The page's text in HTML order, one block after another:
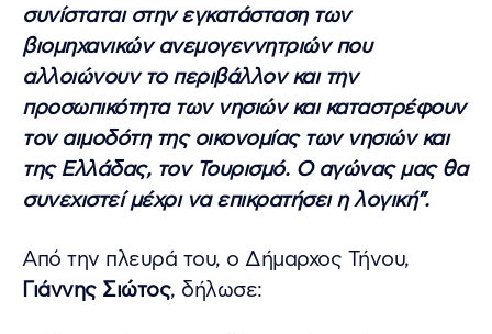
συνίσταται στην εγκατάσταση των
βιομηχανικών ανεμογεννητριών που
αλλοιώνουν το περιβάλλον και την
προσωπικότητα των νησιών και καταστρέφουν
τον αιμοδότη της οικονομίας των νησιών και
της Ελλάδας, τον Τουρισμό. Ο αγώνας μας θα
συνεχιστεί μέχρι να επικρατήσει η λογική”.
Από την πλευρά του, ο Δήμαρχος Τήνου,
Γιάννης Σιώτος, δήλωσε: